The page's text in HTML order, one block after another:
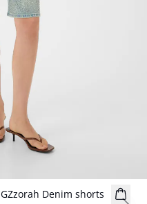
GZzorah Denim shorts